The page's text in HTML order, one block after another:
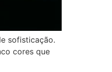
sofisticação.
cores que